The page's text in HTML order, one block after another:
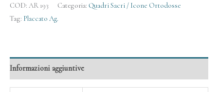
COD: AR 193 Categoria: Quadri Sacri / Icone Ortodosse
Tag: Placcato Ag.
Informazioni aggiuntive